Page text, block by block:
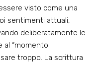
visto come una
sentimenti attuali,
deliberatamente le
al “momento
troppo. La scrittura